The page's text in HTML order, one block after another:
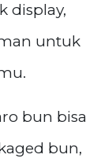
display,
untuk
bun bisa
bun,